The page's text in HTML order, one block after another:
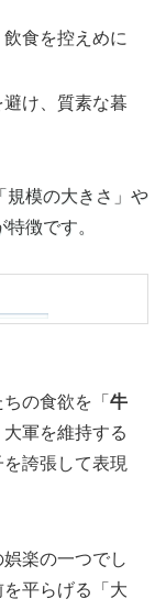
飲食を控えめに
避け、質素な暮
規模の大きさ」や
徴です。
の食欲を「牛
軍を維持する
誇張して表現
楽の一つでし
平らげる「大